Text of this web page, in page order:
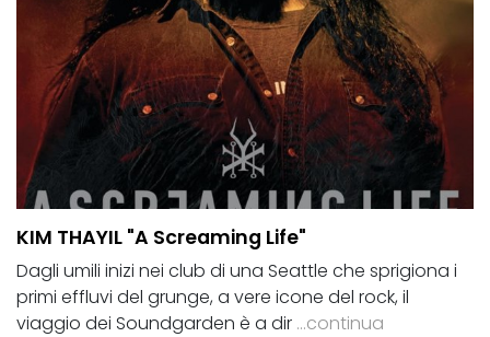
KIM THAYIL "A Screaming Life"
Dagli umili inizi nei club di una Seattle che sprigiona i
primi effluvi del grunge, a vere icone del rock, il
viaggio dei Soundgarden è a dir ...continua